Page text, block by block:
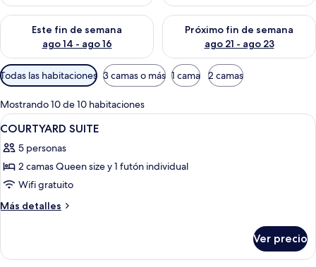
Este fin de semana
ago 14 - ago 16
Consulta la disponibilidad para este fin de semana ago 14 -
Próximo fin de semana
ago 21 - ago 23
Consulta la disponibilidad
Filtros
disponibles
para
las
habitaciones
Todas las habitaciones 3 camas o más 1 cama 2 camas
Mostrando 10 de 10 habitaciones
Abrir
todas
las
fotos
de
COURTYARD
12
COURTYARD SUITE
5 personas
2 camas Queen size y 1 futón individual
Wifi gratuito
Más detalles
Más
SUITE
Ver precio